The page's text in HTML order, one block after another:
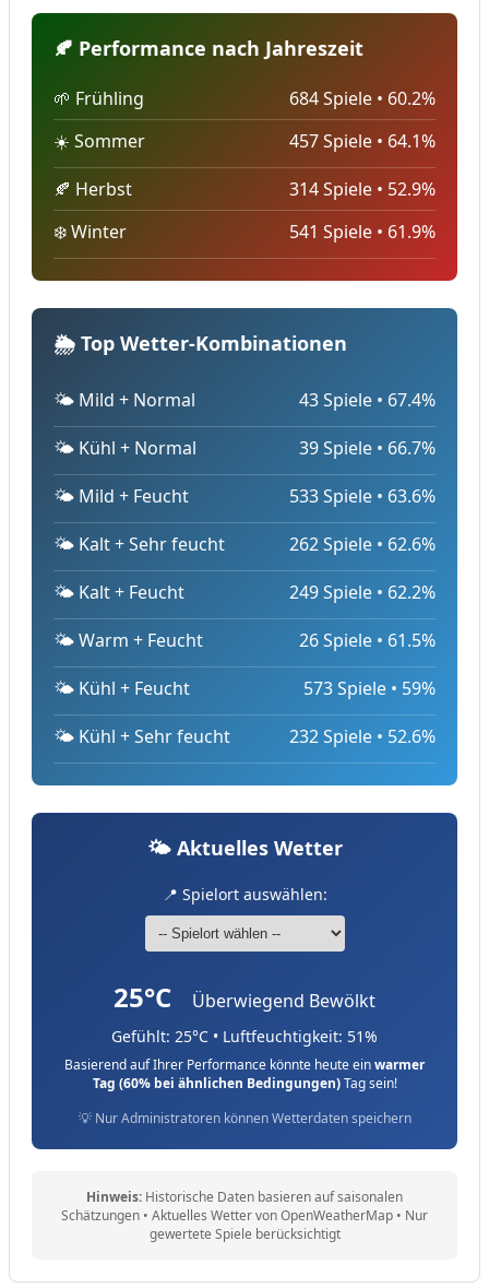
🍂 Performance nach Jahreszeit
🌱 Frühling
684 Spiele • 60.2%
☀️ Sommer
457 Spiele • 64.1%
🍂 Herbst
314 Spiele • 52.9%
❄️ Winter
541 Spiele • 61.9%
🌦️ Top Wetter-Kombinationen
🌤️ Mild + Normal
43 Spiele • 67.4%
🌤️ Kühl + Normal
39 Spiele • 66.7%
🌤️ Mild + Feucht
533 Spiele • 63.6%
🌤️ Kalt + Sehr feucht
262 Spiele • 62.6%
🌤️ Kalt + Feucht
249 Spiele • 62.2%
🌤️ Warm + Feucht
26 Spiele • 61.5%
🌤️ Kühl + Feucht
573 Spiele • 59%
🌤️ Kühl + Sehr feucht
232 Spiele • 52.6%
🌤️ Aktuelles Wetter
📍 Spielort auswählen:
25°C Überwiegend Bewölkt
Gefühlt: 25°C • Luftfeuchtigkeit: 51%
Basierend auf Ihrer Performance könnte heute einwarmer
Tag (60% bei ähnlichen Bedingungen)Tag sein!
💡 Nur Administratoren können Wetterdaten speichern
Hinweis: Historische Daten basieren auf saisonalen
Schätzungen • Aktuelles Wetter von OpenWeatherMap • Nur
gewertete Spiele berücksichtigt